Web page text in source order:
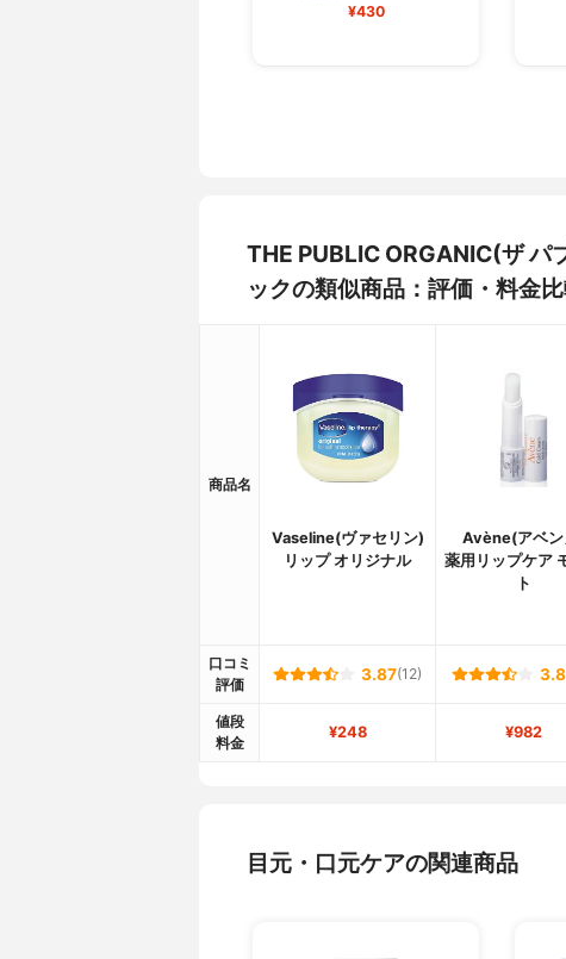
¥430
THE PUBLIC ORGANIC(ザ パ
ックの類似商品：評価・料金
商品名
Vaseline(ヴァセリン)
リップ オリジナル
Avène(アベン
薬用リップケア
ト
口コミ
評価
3.87(12)
値段
料金
¥248 ¥982
目元・口元ケアの関連商品